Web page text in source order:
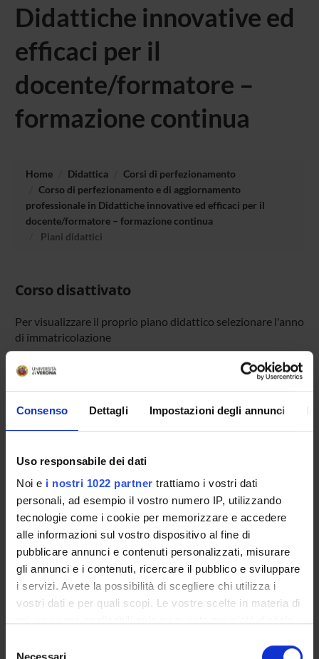
Consenso Dettagli Impostazioni degli annunci
Uso responsabile dei dati
Noi e i nostri 1022 partner trattiamo i vostri dati
personali, ad esempio il vostro numero IP, utilizzando
tecnologie come i cookie per memorizzare e accedere
alle informazioni sul vostro dispositivo al fine di
pubblicare annunci e contenuti personalizzati, misurare
gli annunci e i contenuti, ricercare il pubblico e sviluppare
i servizi. Avete la possibilità di scegliere chi utilizza i
vostri dati e per quali scopi. Le vostre scelte in materia di
modificare o revocare il proprio consenso in qualsiasi
Necessari
Didattiche innovative ed
efficaci per il
docente/formatore –
formazione continua
Home Didattica
Corsi di perfezionamento
Corso di perfezionamento e di aggiornamento
professionale in Didattiche innovative ed efficaci per il
docente/formatore – formazione continua
Piani didattici
Corso disattivato
Per visualizzare il proprio piano didattico selezionare l'anno
di immatricolazione
Anno di immatricolazione
Cerca
Non definito
Presentazione
Come iscriversi
Piani didattici
Documenti